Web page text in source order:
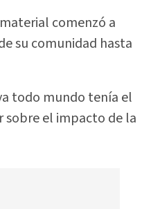
comenzó a
su comunidad hasta
todo mundo tenía el
sobre el impacto de la